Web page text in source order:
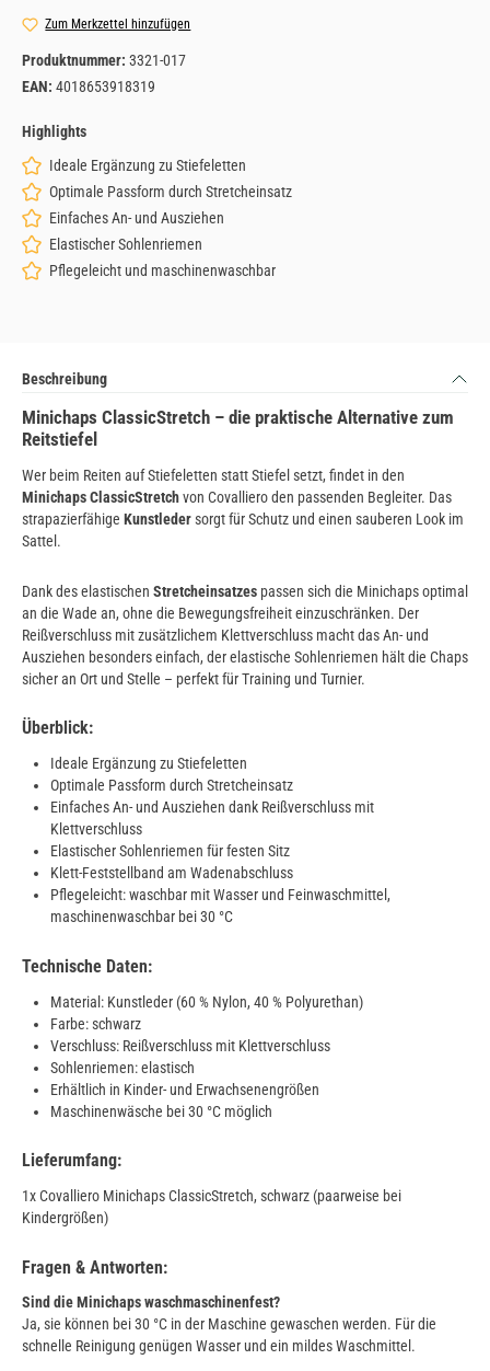
Zum Merkzettel hinzufügen
Produktnummer: 3321-017
EAN: 4018653918319
Highlights
Ideale Ergänzung zu Stiefeletten
Optimale Passform durch Stretcheinsatz
Einfaches An- und Ausziehen
Elastischer Sohlenriemen
Pflegeleicht und maschinenwaschbar
Beschreibung
Minichaps ClassicStretch – die praktische Alternative zum
Reitstiefel
Wer beim Reiten auf Stiefeletten statt Stiefel setzt, findet in den
Minichaps ClassicStretchvon Covalliero den passenden Begleiter. Das
strapazierfähige Kunstledersorgt für Schutz und einen sauberen Look im
Sattel.
Dank des elastischen Stretcheinsatzes passen sich die Minichaps optimal
an die Wade an, ohne die Bewegungsfreiheit einzuschränken. Der
Reißverschluss mit zusätzlichem Klettverschluss macht das An- und
Ausziehen besonders einfach, der elastische Sohlenriemen hält die Chaps
sicher an Ort und Stelle – perfekt für Training und Turnier.
Überblick:
Ideale Ergänzung zu Stiefeletten
Optimale Passform durch Stretcheinsatz
Einfaches An- und Ausziehen dank Reißverschluss mit
Klettverschluss
Elastischer Sohlenriemen für festen Sitz
Klett-Feststellband am Wadenabschluss
Pflegeleicht: waschbar mit Wasser und Feinwaschmittel,
maschinenwaschbar bei 30 °C
Technische Daten:
Material: Kunstleder (60 % Nylon, 40 % Polyurethan)
Farbe: schwarz
Verschluss: Reißverschluss mit Klettverschluss
Sohlenriemen: elastisch
Erhältlich in Kinder- und Erwachsenengrößen
Maschinenwäsche bei 30 °C möglich
Lieferumfang:
1x Covalliero Minichaps ClassicStretch, schwarz (paarweise bei
Kindergrößen)
Fragen & Antworten:
Sind die Minichaps waschmaschinenfest?
Ja, sie können bei 30 °C in der Maschine gewaschen werden. Für die
schnelle Reinigung genügen Wasser und ein mildes Waschmittel.